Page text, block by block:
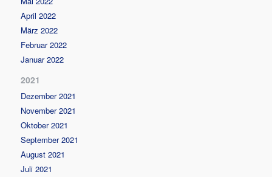
April 2022
März 2022
Februar 2022
Januar 2022
2021
Dezember 2021
November 2021
Oktober 2021
September 2021
August 2021
Juli 2021